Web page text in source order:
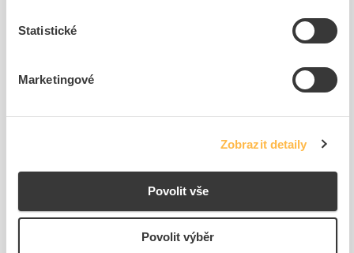
Statistické
Marketingové
Zobrazit detaily
Povolit vše
Povolit výběr
SIEMENS Držák 3SU1500-
SIEMENS Držák 3SU1550-
0AA10-0AA0 pro kovová
tla...